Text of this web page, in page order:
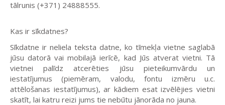
tālrunis (+371) 24888555.
Kas ir sīkdatnes?
Sīkdatne ir neliela teksta datne, ko tīmekļa vietne saglabā
jūsu datorā vai mobilajā ierīcē, kad Jūs atverat vietni. Tā
vietnei palīdz atcerēties jūsu pieteikumvārdu un
iestatījumus (piemēram, valodu, fontu izmēru u.c.
attēlošanas iestatījumus), ar kādiem esat izvēlējies vietni
skatīt, lai katru reizi jums tie nebūtu jānorāda no jauna.